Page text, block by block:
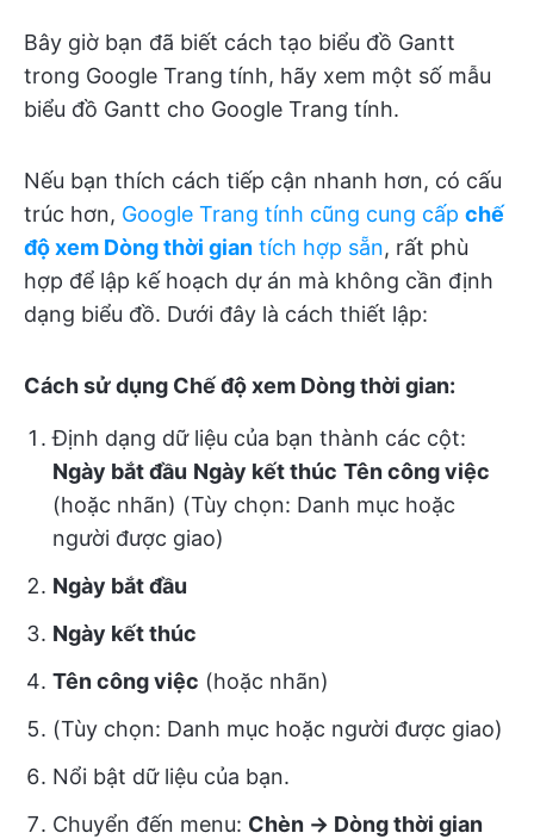
Bây giờ bạn đã biết cách tạo biểu đồ Gantt
trong Google Trang tính, hãy xem một số mẫu
biểu đồ Gantt cho Google Trang tính.
Nếu bạn thích cách tiếp cận nhanh hơn, có cấu
trúc hơn, Google Trang tính cũng cung cấp chế
độ xem Dòng thời gian tích hợp sẵn, rất phù
hợp để lập kế hoạch dự án mà không cần định
dạng biểu đồ. Dưới đây là cách thiết lập:
Cách sử dụng Chế độ xem Dòng thời gian:
Định dạng dữ liệu của bạn thành các cột:
Ngày bắt đầu Ngày kết thúc Tên công việc
(hoặc nhãn) (Tùy chọn: Danh mục hoặc
người được giao)
Ngày bắt đầu
Ngày kết thúc
Tên công việc (hoặc nhãn)
(Tùy chọn: Danh mục hoặc người được giao)
Nổi bật dữ liệu của bạn.
Chuyển đến menu: Chèn → Dòng thời gian